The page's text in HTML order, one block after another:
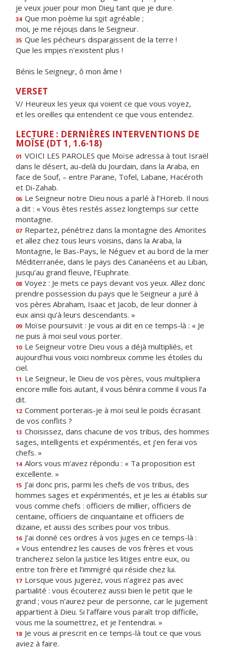
je veux jouer pour mon Dieu tant que je dure.
34 Que mon poème lui soit agréable ;
moi, je me réjouis dans le Seigneur.
35 Que les pécheurs disparaissent de la terre !
Que les impies n'existent plus !
Bénis le Seigneur, ô mon âme !
VERSET
V/ Heureux les yeux qui voient ce que vous voyez,
et les oreilles qui entendent ce que vous entendez.
LECTURE : DERNIÈRES INTERVENTIONS DE
MOÏSE (DT 1, 1.6-18)
01 VOICI LES PAROLES que Moïse adressa à tout Israël
dans le désert, au-delà du Jourdain, dans la Araba, en
face de Souf, – entre Parane, Tofel, Labane, Hacéroth
et Di-Zahab.
06 Le Seigneur notre Dieu nous a parlé à l’Horeb. Il nous
a dit : « Vous êtes restés assez longtemps sur cette
montagne.
07 Repartez, pénétrez dans la montagne des Amorites
et allez chez tous leurs voisins, dans la Araba, la
Montagne, le Bas-Pays, le Néguev et au bord de la mer
Méditerranée, dans le pays des Cananéens et au Liban,
jusqu’au grand fleuve, l’Euphrate.
08 Voyez : Je mets ce pays devant vos yeux. Allez donc
prendre possession du pays que le Seigneur a juré à
vos pères Abraham, Isaac et Jacob, de leur donner à
eux ainsi qu’à leurs descendants. »
09 Moïse poursuivit : Je vous ai dit en ce temps-là : « Je
ne puis à moi seul vous porter.
10 Le Seigneur votre Dieu vous a déjà multipliés, et
aujourd’hui vous voici nombreux comme les étoiles du
ciel.
11 Le Seigneur, le Dieu de vos pères, vous multipliera
encore mille fois autant, il vous bénira comme il vous l’a
dit.
12 Comment porterais-je à moi seul le poids écrasant
de vos conflits ?
13 Choisissez, dans chacune de vos tribus, des hommes
sages, intelligents et expérimentés, et j’en ferai vos
chefs. »
14 Alors vous m’avez répondu : « Ta proposition est
excellente. »
15 J’ai donc pris, parmi les chefs de vos tribus, des
hommes sages et expérimentés, et je les ai établis sur
vous comme chefs : officiers de millier, officiers de
centaine, officiers de cinquantaine et officiers de
dizaine, et aussi des scribes pour vos tribus.
16 J’ai donné ces ordres à vos juges en ce temps-là :
« Vous entendrez les causes de vos frères et vous
trancherez selon la justice les litiges entre eux, ou
entre ton frère et l’immigré qui réside chez lui.
17 Lorsque vous jugerez, vous n’agirez pas avec
partialité : vous écouterez aussi bien le petit que le
grand ; vous n’aurez peur de personne, car le jugement
appartient à Dieu. Si l’affaire vous paraît trop difficile,
vous me la soumettrez, et je l’entendrai. »
18 Je vous ai prescrit en ce temps-là tout ce que vous
aviez à faire.